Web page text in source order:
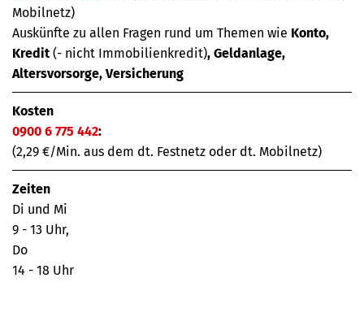
Mobilnetz)
Auskünfte zu allen Fragen rund um Themen wie Konto,
Kredit (- nicht Immobilienkredit), Geldanlage,
Altersvorsorge, Versicherung
Kosten
0900 6 775 442:
(2,29 €/Min. aus dem dt. Festnetz oder dt. Mobilnetz)
Zeiten
Di und Mi
9 - 13 Uhr,
Do
14 - 18 Uhr